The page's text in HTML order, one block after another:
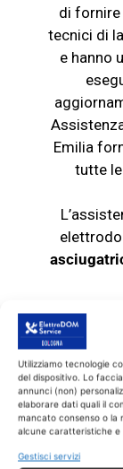
Utilizziamo tecnologie
del dispositivo. Lo
annunci (non)
elaborare dati quali il
mancato consenso o la
alcune caratteristiche e
Gestisci servizi
di fornire
tecnici di
e hanno
Emilia
tutte le